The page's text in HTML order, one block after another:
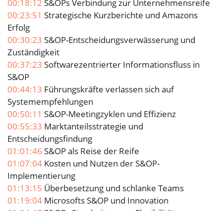
00:18:12 S&OPs Verbindung zur Unternehmensreife
00:23:51 Strategische Kurzberichte und Amazons
Erfolg
00:30:23 S&OP-Entscheidungsverwässerung und
Zuständigkeit
00:37:23 Softwarezentrierter Informationsfluss in
S&OP
00:44:13 Führungskräfte verlassen sich auf
Systemempfehlungen
00:50:11 S&OP-Meetingzyklen und Effizienz
00:55:33 Marktanteilsstrategie und
Entscheidungsfindung
01:01:46 S&OP als Reise der Reife
01:07:04 Kosten und Nutzen der S&OP-
Implementierung
01:13:15 Überbesetzung und schlanke Teams
01:19:04 Microsofts S&OP und Innovation